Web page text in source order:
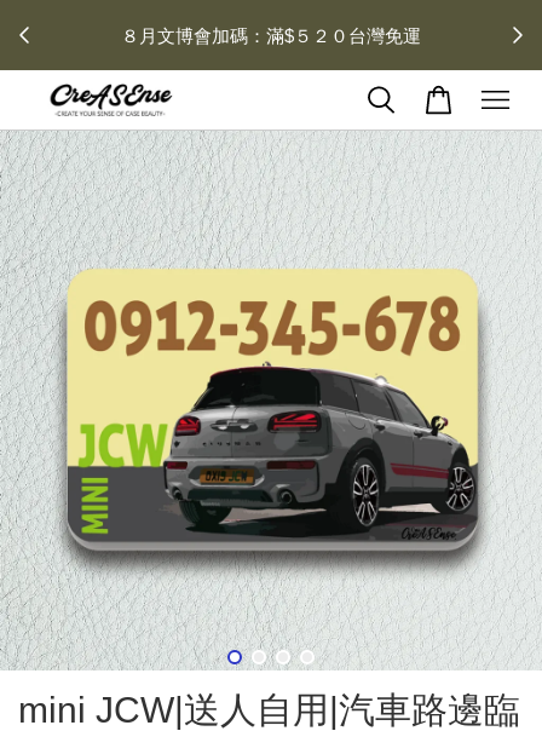
８月文博會加碼：滿$５２０台灣免運
mini JCW|送人自用|汽車路邊臨